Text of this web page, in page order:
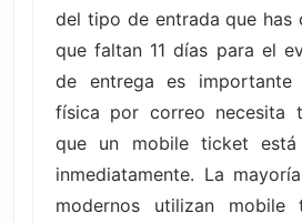
del tipo de entrada que has
que faltan 11 días para el
de entrega es
física por correo necesita
que un mobile ticket está
inmediatamente. La
modernos utilizan mobile